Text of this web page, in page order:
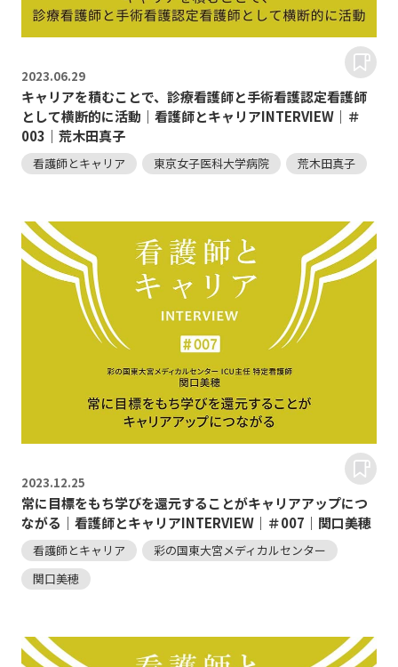
2023.06.29
キャリアを積むことで、診療看護師と手術看護認定看護師
として横断的に活動｜看護師とキャリアINTERVIEW｜＃
003｜荒木田真子
看護師とキャリア 東京女子医科大学病院 荒木田真子
2023.12.25
常に目標をもち学びを還元することがキャリアアップにつ
ながる｜看護師とキャリアINTERVIEW｜＃007｜関口美穂
看護師とキャリア
彩の国東大宮メディカルセンター
関口美穂